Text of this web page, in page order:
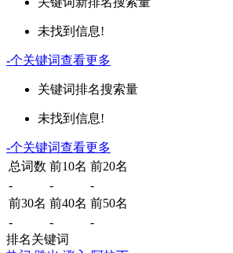
未找到信息!
-个关键词查看更多
关键词排名搜索量
未找到信息!
-个关键词查看更多
总词数 前10名 前20名
-
-
-
前30名 前40名 前50名
-
-
-
排名关键词